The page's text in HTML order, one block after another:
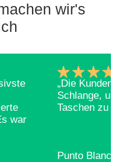
wir's
war
„Die Kunden
Schlange, um
Taschen zu
Punto Blanco